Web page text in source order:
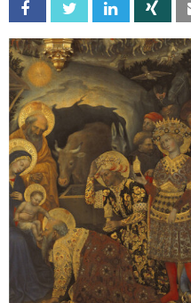
Facebook Twitter Linkedin Xing